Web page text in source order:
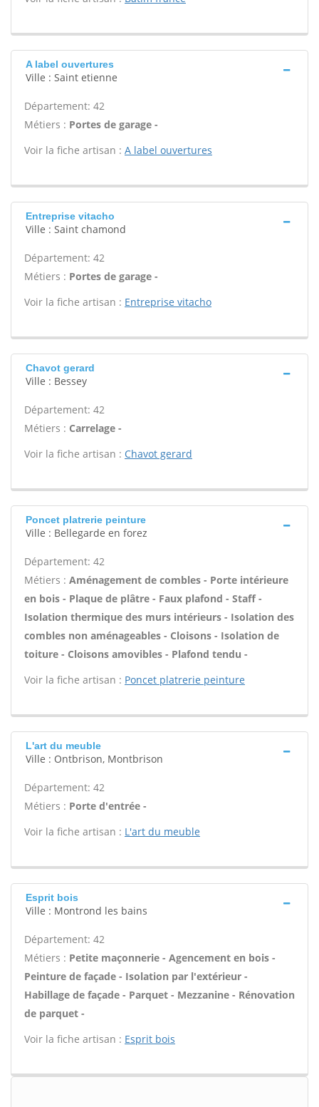
A label ouvertures
Ville : Saint etienne
Département: 42
Métiers : Portes de garage -
Voir la fiche artisan : A label ouvertures
Entreprise vitacho
Ville : Saint chamond
Département: 42
Métiers : Portes de garage -
Voir la fiche artisan : Entreprise vitacho
Chavot gerard
Ville : Bessey
Département: 42
Métiers : Carrelage -
Voir la fiche artisan : Chavot gerard
Poncet platrerie peinture
Ville : Bellegarde en forez
Département: 42
Métiers : Aménagement de combles - Porte intérieure
en bois - Plaque de plâtre - Faux plafond - Staff -
Isolation thermique des murs intérieurs - Isolation des
combles non aménageables - Cloisons - Isolation de
toiture - Cloisons amovibles - Plafond tendu -
Voir la fiche artisan : Poncet platrerie peinture
L'art du meuble
Ville : Ontbrison, Montbrison
Département: 42
Métiers : Porte d'entrée -
Voir la fiche artisan : L'art du meuble
Esprit bois
Ville : Montrond les bains
Département: 42
Métiers : Petite maçonnerie - Agencement en bois -
Peinture de façade - Isolation par l'extérieur -
Habillage de façade - Parquet - Mezzanine - Rénovation
de parquet -
Voir la fiche artisan : Esprit bois